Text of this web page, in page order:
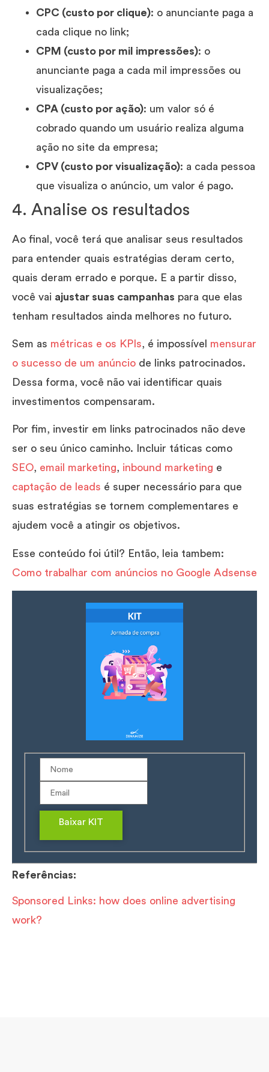
CPC (custo por clique): o anunciante paga a
cada clique no link;
CPM (custo por mil impressões): o
anunciante paga a cada mil impressões ou
visualizações;
CPA (custo por ação): um valor só é
cobrado quando um usuário realiza alguma
ação no site da empresa;
CPV (custo por visualização): a cada pessoa
que visualiza o anúncio, um valor é pago.
4. Analise os resultados
Ao final, você terá que analisar seus resultados
para entender quais estratégias deram certo,
quais deram errado e porque. E a partir disso,
você vai ajustar suas campanhas para que elas
tenham resultados ainda melhores no futuro.
Sem as métricas e os KPIs, é impossível mensurar
o sucesso de um anúncio de links patrocinados.
Dessa forma, você não vai identificar quais
investimentos compensaram.
Por fim, investir em links patrocinados não deve
ser o seu único caminho. Incluir táticas como
SEO, email marketing, inbound marketing e
captação de leads é super necessário para que
suas estratégias se tornem complementares e
ajudem você a atingir os objetivos.
Esse conteúdo foi útil? Então, leia tambem:
Como trabalhar com anúncios no Google Adsense
Baixar KIT
Referências:
Sponsored Links: how does online advertising
work?